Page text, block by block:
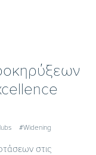
#Widening
στις